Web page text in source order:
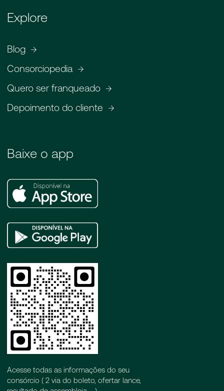
Explore
Blog
Consorciopedia
Quero ser franqueado
Depoimento do cliente
Baixe o app
Apple
Acesse todas as informações do seu
consórcio ( 2 via do boleto, ofertar lance,